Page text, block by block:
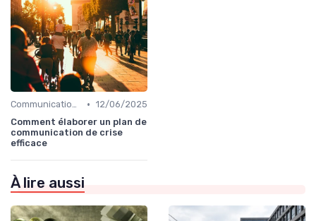
Communication de crise • 12/06/2025
Comment élaborer un plan de
communication de crise
efficace
À lire aussi